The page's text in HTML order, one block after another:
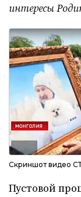
интересы
Скриншот видео
Пустовой